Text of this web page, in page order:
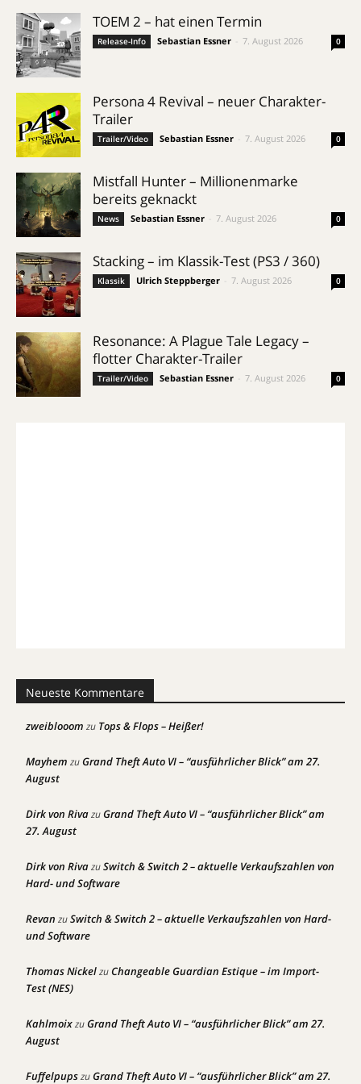
TOEM 2 – hat einen Termin
Release-Info Sebastian Essner 7. August 2026 0
Persona 4 Revival – neuer Charakter-
Trailer
Trailer/Video Sebastian Essner 7. August 2026 0
Mistfall Hunter – Millionenmarke
bereits geknackt
News Sebastian Essner 7. August 2026 0
Stacking – im Klassik-Test (PS3 / 360)
Klassik Ulrich Steppberger 7. August 2026 0
Resonance: A Plague Tale Legacy –
flotter Charakter-Trailer
Trailer/Video Sebastian Essner 7. August 2026 0
Neueste Kommentare
zweiblooom zu Tops & Flops – Heißer!
Mayhem zuGrand Theft Auto VI – “ausführlicher Blick” am 27.
August
Dirk von RivazuGrand Theft Auto VI – “ausführlicher Blick” am
27. August
Dirk von RivazuSwitch & Switch 2 – aktuelle Verkaufszahlen von
Hard- und Software
Revan zuSwitch & Switch 2 – aktuelle Verkaufszahlen von Hard-
und Software
Thomas NickelzuChangeable Guardian Estique – im Import-
Test (NES)
KahlmoixzuGrand Theft Auto VI – “ausführlicher Blick” am 27.
August
FuffelpupszuGrand Theft Auto VI – “ausführlicher Blick” am 27.